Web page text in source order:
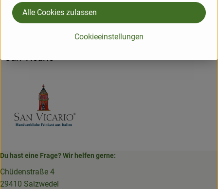
Hersteller: San Vicario
San Vicario
Du hast eine Frage? Wir helfen gerne:
Chüdenstraße 4
29410 Salzwedel
Cookieeinstellungen
Alle Cookies zulassen